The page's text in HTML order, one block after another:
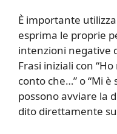
È importante
esprima le proprie
intenzioni negative
Frasi iniziali con
conto che…” o “Mi
possono avviare la
dito direttamente